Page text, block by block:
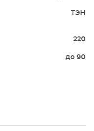
ТЭН
220
до 90